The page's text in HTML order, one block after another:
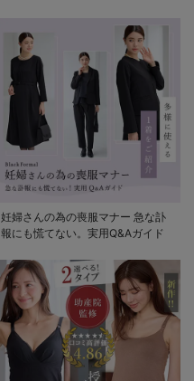
妊婦さんの為の喪服マナー 急な訃
報にも慌てない。実用Q&Aガイド